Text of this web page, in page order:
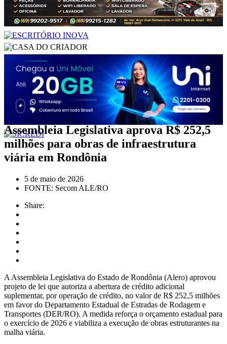
Assembleia Legislativa aprova R$ 252,5
milhões para obras de infraestrutura
viária em Rondônia
5 de maio de 2026
FONTE: Secom ALE/RO
Share:
A Assembleia Legislativa do Estado de Rondônia (Alero) aprovou
projeto de lei que autoriza a abertura de crédito adicional
suplementar, por operação de crédito, no valor de R$ 252,5 milhões
em favor do Departamento Estadual de Estradas de Rodagem e
Transportes (DER/RO). A medida reforça o orçamento estadual para
o exercício de 2026 e viabiliza a execução de obras estruturantes na
malha viária.